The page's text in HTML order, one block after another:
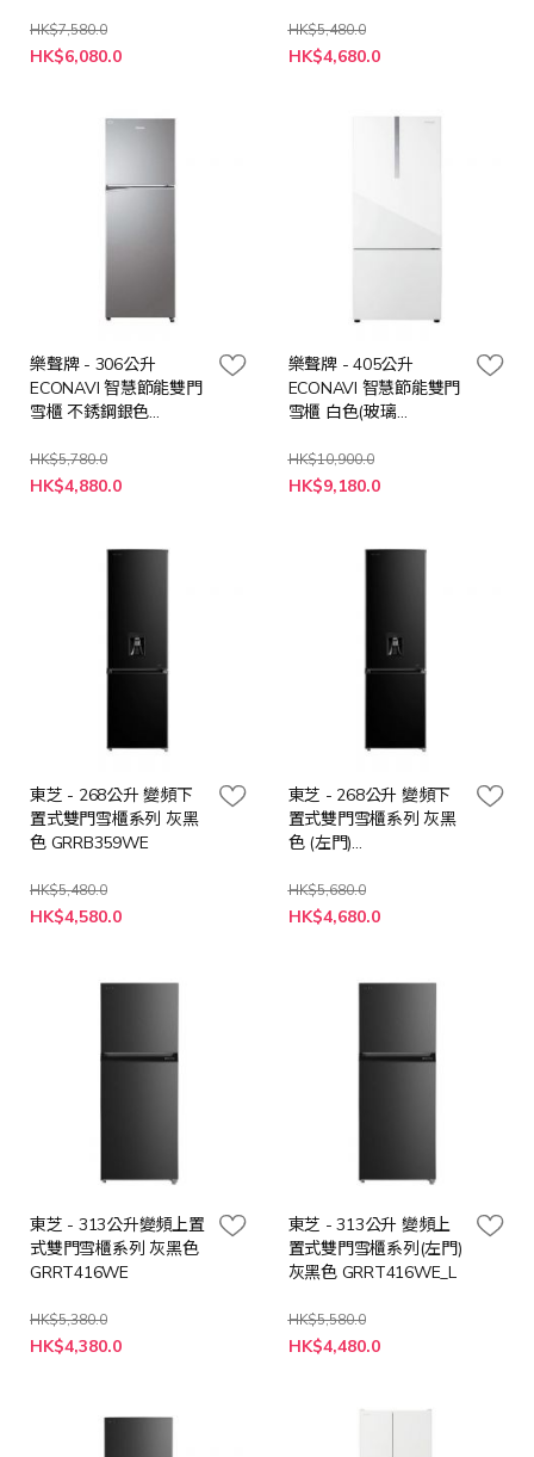
HK$7,580.0
特
殊
HK$6,080.0
HK$5,480.0
特
殊
HK$4,680.0
樂聲牌 - 306公升
ECONAVI 智慧節能雙門
雪櫃 不銹鋼銀色
HK$5,780.0
特
殊
HK$4,880.0
樂聲牌 - 405公升
ECONAVI 智慧節能雙門
雪櫃 白色(玻璃
HK$10,900.0
特
殊
HK$9,180.0
東芝 - 268公升 變頻下
置式雙門雪櫃系列 灰黑
色 GRRB359WE
HK$5,480.0
特
殊
HK$4,580.0
東芝 - 268公升 變頻下
置式雙門雪櫃系列 灰黑
色 (左門)
HK$5,680.0
特
殊
HK$4,680.0
東芝 - 313公升變頻上置
式雙門雪櫃系列 灰黑色
GRRT416WE
HK$5,380.0
特
殊
HK$4,380.0
東芝 - 313公升 變頻上
置式雙門雪櫃系列(左門)
灰黑色 GRRT416WE_L
HK$5,580.0
特
殊
HK$4,480.0